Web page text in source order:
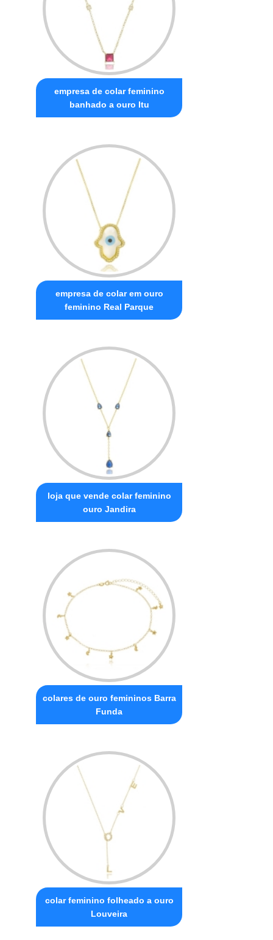
empresa de colar feminino
banhado a ouro Itu
empresa de colar em ouro
feminino Real Parque
loja que vende colar feminino
ouro Jandira
colares de ouro femininos Barra
Funda
colar feminino folheado a ouro
Louveira